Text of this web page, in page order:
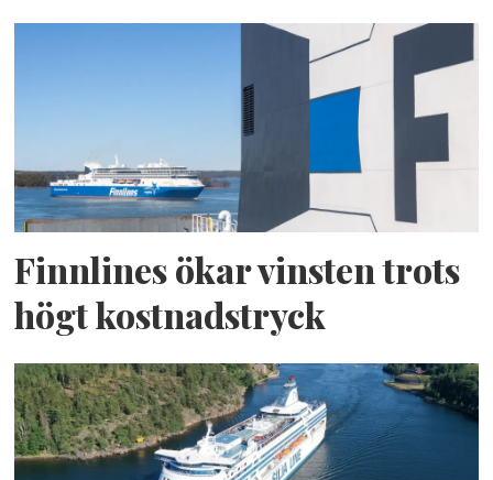
Finnlines ökar vinsten trots
högt kostnadstryck